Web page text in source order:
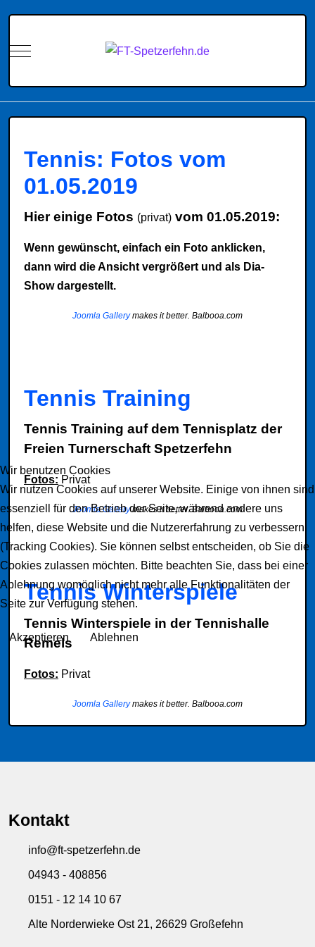
Mobile Menu Toggle
Tennis: Fotos vom
01.05.2019
Hier einige Fotos (privat) vom 01.05.2019:
Wenn gewünscht, einfach ein Foto anklicken,
dann wird die Ansicht vergrößert und als Dia-
Show dargestellt.
Joomla Gallerymakes it better. Balbooa.com
Tennis Training
Tennis Training auf dem Tennisplatz der
Freien Turnerschaft Spetzerfehn
Fotos: Privat
Joomla Gallerymakes it better. Balbooa.com
Tennis Winterspiele
Tennis Winterspiele in der Tennishalle
Remels
Fotos: Privat
Joomla Gallerymakes it better. Balbooa.com
Kontakt
info@ft-spetzerfehn.de
04943 - 408856
0151 - 12 14 10 67
Alte Norderwieke Ost 21, 26629 Großefehn
Wir benutzen Cookies
Wir nutzen Cookies auf unserer Website. Einige von ihnen sind
essenziell für den Betrieb der Seite, während andere uns
helfen, diese Website und die Nutzererfahrung zu verbessern
(Tracking Cookies). Sie können selbst entscheiden, ob Sie die
Cookies zulassen möchten. Bitte beachten Sie, dass bei einer
Ablehnung womöglich nicht mehr alle Funktionalitäten der
Seite zur Verfügung stehen.
Akzeptieren Ablehnen